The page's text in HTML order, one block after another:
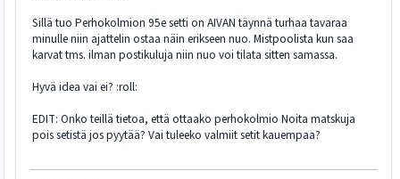
Sillä tuo Perhokolmion 95e setti on AIVAN täynnä turhaa tavaraa
minulle niin ajattelin ostaa näin erikseen nuo. Mistpoolista kun saa
karvat tms. ilman postikuluja niin nuo voi tilata sitten samassa.
Hyvä idea vai ei? :roll:
EDIT: Onko teillä tietoa, että ottaako perhokolmio Noita matskuja
pois setistä jos pyytää? Vai tuleeko valmiit setit kauempaa?